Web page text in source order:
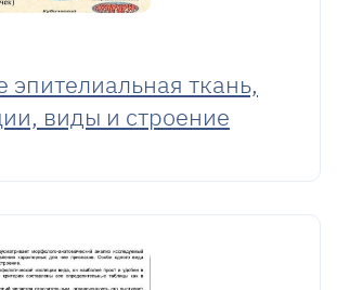
эпителиальная ткань,
виды и строение